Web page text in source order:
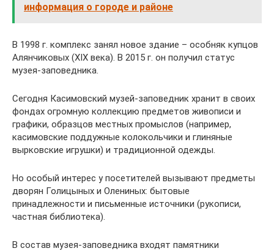
информация о городе и районе
В 1998 г. комплекс занял новое здание – особняк купцов
Алянчиковых (XIX века). В 2015 г. он получил статус
музея-заповедника.
Сегодня Касимовский музей-заповедник хранит в своих
фондах огромную коллекцию предметов живописи и
графики, образцов местных промыслов (например,
касимовские поддужные колокольчики и глиняные
вырковские игрушки) и традиционной одежды.
Но особый интерес у посетителей вызывают предметы
дворян Голицыных и Олениных: бытовые
принадлежности и письменные источники (рукописи,
частная библиотека).
В состав музея-заповедника входят памятники